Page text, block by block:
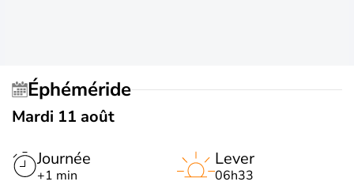
Éphéméride
Mardi 11 août
Journée
+1 min
Lever
06h33